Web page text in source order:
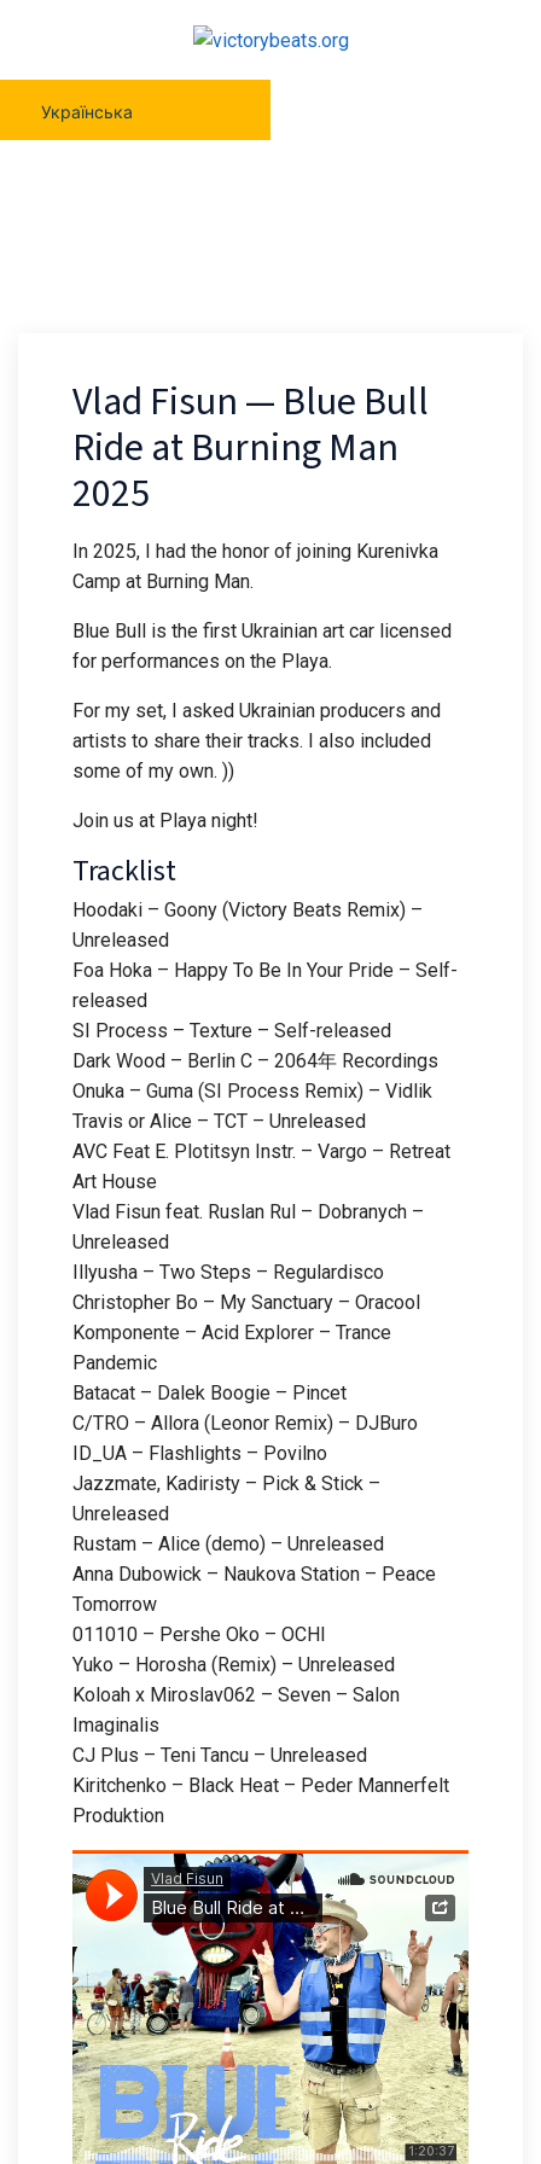
Українська
Vlad Fisun — Blue Bull
Ride at Burning Man
2025
In 2025, I had the honor of joining Kurenivka
Camp at Burning Man.
Blue Bull is the first Ukrainian art car licensed
for performances on the Playa.
For my set, I asked Ukrainian producers and
artists to share their tracks. I also included
some of my own. ))
Join us at Playa night!
Tracklist
Hoodaki – Goony (Victory Beats Remix) –
Unreleased
Foa Hoka – Happy To Be In Your Pride – Self-
released
SI Process – Texture – Self-released
Dark Wood – Berlin C – 2064年 Recordings
Onuka – Guma (SI Process Remix) – Vidlik
Travis or Alice – TCT – Unreleased
AVC Feat E. Plotitsyn Instr. – Vargo – Retreat
Art House
Vlad Fisun feat. Ruslan Rul – Dobranych –
Unreleased
Illyusha – Two Steps – Regulardisco
Christopher Bo – My Sanctuary – Oracool
Komponente – Acid Explorer – Trance
Pandemic
Batacat – Dalek Boogie – Pincet
C/TRO – Allora (Leonor Remix) – DJBuro
ID_UA – Flashlights – Povilno
Jazzmate, Kadiristy – Pick & Stick –
Unreleased
Rustam – Alice (demo) – Unreleased
Anna Dubowick – Naukova Station – Peace
Tomorrow
011010 – Pershe Oko – OCHI
Yuko – Horosha (Remix) – Unreleased
Koloah x Miroslav062 – Seven – Salon
Imaginalis
CJ Plus – Teni Tancu – Unreleased
Kiritchenko – Black Heat – Peder Mannerfelt
Produktion